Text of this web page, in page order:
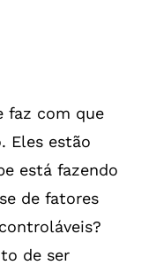
faz com que
Eles estão
está fazendo
de fatores
de ser